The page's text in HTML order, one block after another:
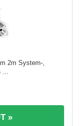
2m System-,
...
»